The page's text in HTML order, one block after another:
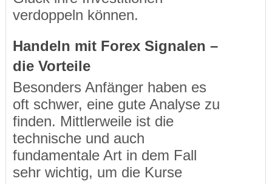
verdoppeln können.
Handeln mit Forex Signalen –
die Vorteile
Besonders Anfänger haben es
oft schwer, eine gute Analyse zu
finden. Mittlerweile ist die
technische und auch
fundamentale Art in dem Fall
sehr wichtig, um die Kurse